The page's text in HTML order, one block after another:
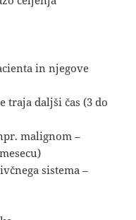
in njegove
traja daljši čas (3 do
malignom –
sistema –